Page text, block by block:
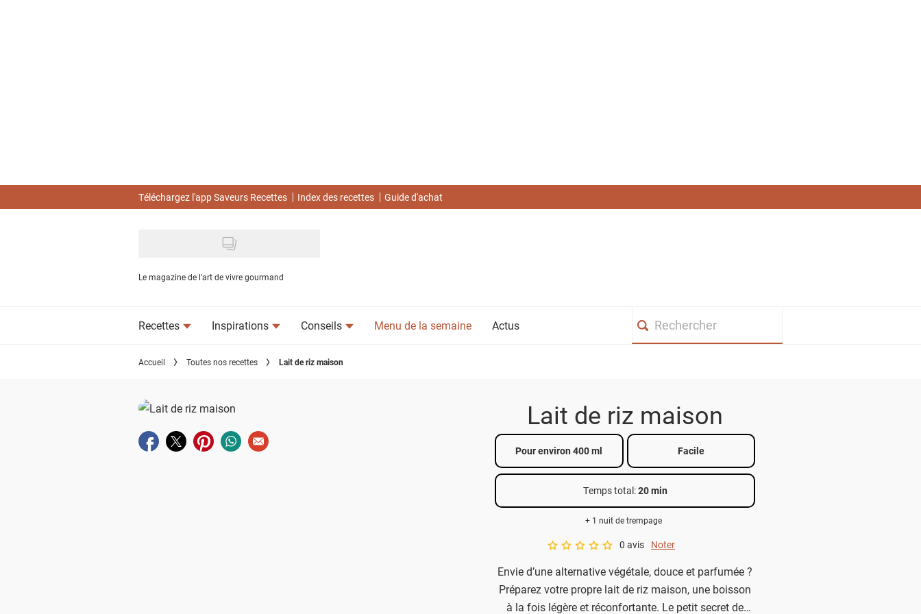
Téléchargez l'app Saveurs Recettes Index des recettes Guide d'achat
Le magazine de l'art de vivre gourmand
Recettes Inspirations Conseils Menu de la semaine Actus
Accueil Toutes nos recettes Lait de riz maison
Partager sur facebook
Partager sur twitter
Partager sur pinterest
Partager sur whatsapp
Envoyer à un ami
Lait de riz maison
Pour environ 400 ml Facile
Temps total:20 min
+ 1 nuit de trempage
A star rating of 0 out of 5.
0 avis Noter
Envie d’une alternative végétale, douce et parfumée ?
Préparez votre propre lait de riz maison, une boisson
à la fois légère et réconfortante. Le petit secret de